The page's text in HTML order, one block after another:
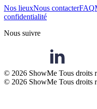
Nos lieuxNous contacterFAQ
confidentialité
Nous suivre
© 2026 ShowMe Tous droits
© 2026 ShowMe Tous droits